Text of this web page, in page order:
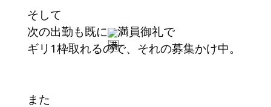
そして
次の出勤も既に
満員御礼で
ギリ1枠取れるので、それの募集かけ中。
また